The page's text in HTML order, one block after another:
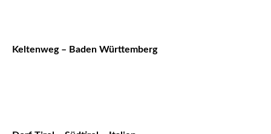
Keltenweg – Baden Württemberg